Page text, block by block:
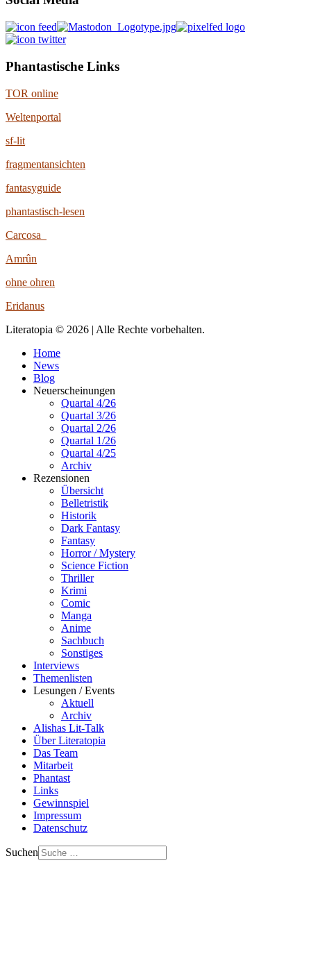
Phantastische Links
TOR online
Weltenportal
sf-lit
fragmentansichten
fantasyguide
phantastisch-lesen
Carcosa
Amrûn
ohne ohren
Eridanus
Literatopia © 2026 | Alle Rechte vorbehalten.
Home
News
Blog
Neuerscheinungen
Quartal 4/26
Quartal 3/26
Quartal 2/26
Quartal 1/26
Quartal 4/25
Archiv
Rezensionen
Übersicht
Belletristik
Historik
Dark Fantasy
Fantasy
Horror / Mystery
Science Fiction
Thriller
Krimi
Comic
Manga
Anime
Sachbuch
Sonstiges
Interviews
Themenlisten
Lesungen / Events
Aktuell
Archiv
Alishas Lit-Talk
Über Literatopia
Das Team
Mitarbeit
Phantast
Links
Gewinnspiel
Impressum
Datenschutz
Suchen